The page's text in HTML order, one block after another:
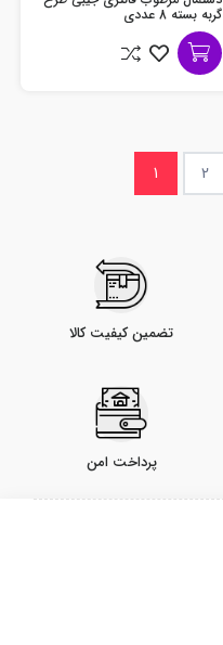
گربه بسته 8 عددی
1 2
تضمین کیفیت کالا
پرداخت امن